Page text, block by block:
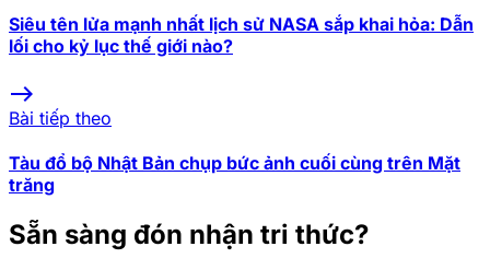
Siêu tên lửa mạnh nhất lịch sử NASA sắp khai hỏa: Dẫn
lối cho kỷ lục thế giới nào?
east
Bài tiếp theo
Tàu đổ bộ Nhật Bản chụp bức ảnh cuối cùng trên Mặt
trăng
Sẵn sàng đón nhận tri thức?